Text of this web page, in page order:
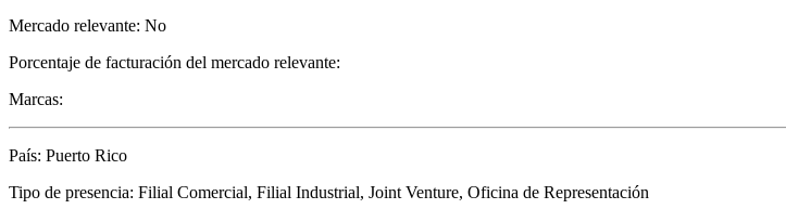
Mercado relevante: No
Porcentaje de facturación del mercado relevante:
Marcas:
País: Puerto Rico
Tipo de presencia: Filial Comercial, Filial Industrial, Joint Venture, Oficina de Representación